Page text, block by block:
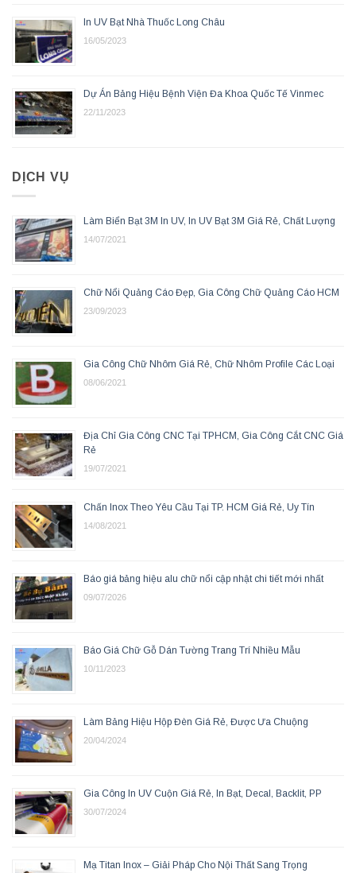
In UV Bạt Nhà Thuốc Long Châu
16/05/2023
Dự Án Bảng Hiệu Bệnh Viện Đa Khoa Quốc Tế Vinmec
22/11/2023
DỊCH VỤ
Làm Biển Bạt 3M In UV, In UV Bạt 3M Giá Rẻ, Chất Lượng
14/07/2021
Chữ Nổi Quảng Cáo Đẹp, Gia Công Chữ Quảng Cáo HCM
23/09/2023
Gia Công Chữ Nhôm Giá Rẻ, Chữ Nhôm Profile Các Loại
08/06/2021
Địa Chỉ Gia Công CNC Tại TPHCM, Gia Công Cắt CNC Giá
Rẻ
19/07/2021
Chấn Inox Theo Yêu Cầu Tại TP. HCM Giá Rẻ, Uy Tín
14/08/2021
Báo giá bảng hiệu alu chữ nổi cập nhật chi tiết mới nhất
09/07/2026
Báo Giá Chữ Gỗ Dán Tường Trang Trí Nhiều Mẫu
10/11/2023
Làm Bảng Hiệu Hộp Đèn Giá Rẻ, Được Ưa Chuộng
20/04/2024
Gia Công In UV Cuộn Giá Rẻ, In Bạt, Decal, Backlit, PP
30/07/2024
Mạ Titan Inox – Giải Pháp Cho Nội Thất Sang Trọng